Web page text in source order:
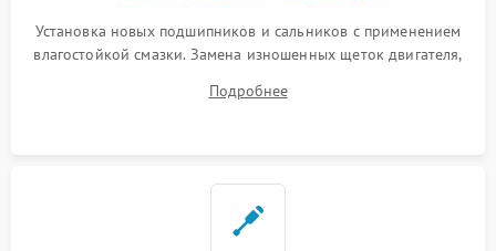
Установка новых подшипников и сальников с применением
влагостойкой смазки. Замена изношенных щеток двигателя,
или поврежденной резиновой манжеты.
Подробнее